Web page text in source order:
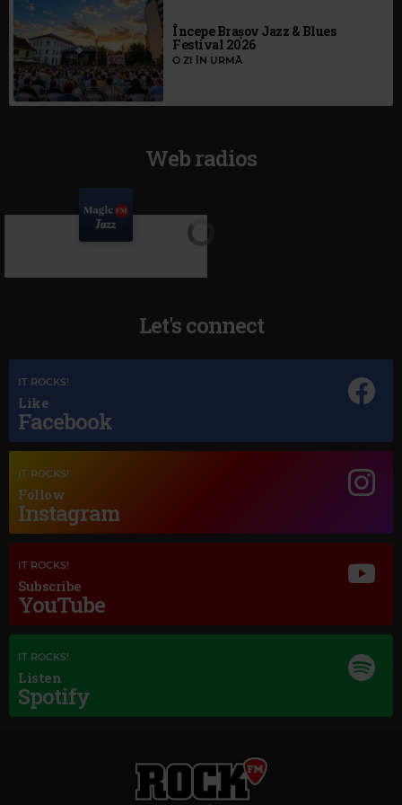
Începe Brașov Jazz & Blues
Festival 2026
O ZI ÎN URMĂ
Web radios
Magic Jazz
Let's connect
IT ROCKS!
Like
Facebook
IT ROCKS!
Follow
Instagram
IT ROCKS!
Subscribe
YouTube
IT ROCKS!
Listen
Spotify